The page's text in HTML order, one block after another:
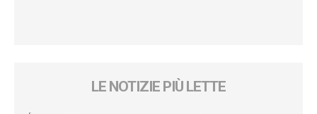
LE NOTIZIE PIÙ LETTE